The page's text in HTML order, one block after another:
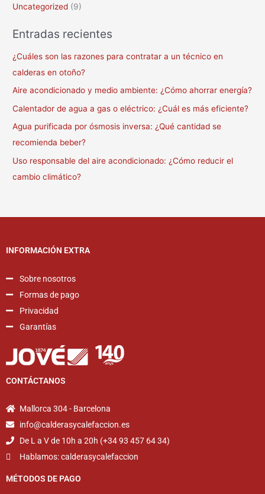
Uncategorized (9)
Entradas recientes
¿Cuáles son las razones para contratar a un técnico en
calderas en otoño?
Aire acondicionado y medio ambiente: ¿Cómo ahorrar energía?
Calentador de agua a gas o eléctrico: ¿Cuál es más eficiente?
Agua purificada por ósmosis inversa: ¿Qué cantidad se
recomienda beber?
Uso responsable del aire acondicionado: ¿Cómo reducir el
cambio climático?
INFORMACIÓN EXTRA
Sobre nosotros
Formas de pago
Privacidad
Garantías
CONTÁCTANOS
Mallorca 304 - Barcelona
info@calderasycalefaccion.es
De L a V de 10h a 20h (+34 93 457 64 34)
Hablamos: calderasycalefaccion
MÉTODOS DE PAGO